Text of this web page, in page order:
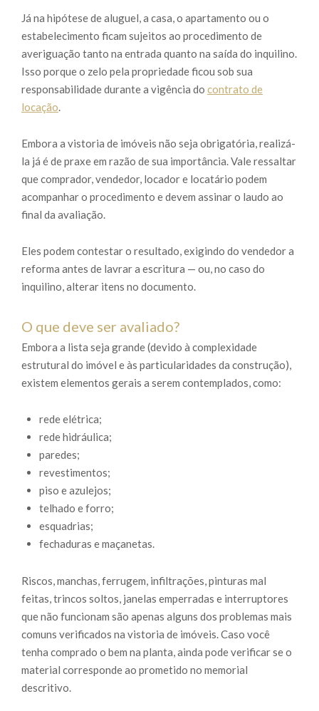
Já na hipótese de aluguel, a casa, o apartamento ou o
estabelecimento ficam sujeitos ao procedimento de
averiguação tanto na entrada quanto na saída do inquilino.
Isso porque o zelo pela propriedade ficou sob sua
responsabilidade durante a vigência do contrato de
locação.
Embora a vistoria de imóveis não seja obrigatória, realizá-
la já é de praxe em razão de sua importância. Vale ressaltar
que comprador, vendedor, locador e locatário podem
acompanhar o procedimento e devem assinar o laudo ao
final da avaliação.
Eles podem contestar o resultado, exigindo do vendedor a
reforma antes de lavrar a escritura — ou, no caso do
inquilino, alterar itens no documento.
O que deve ser avaliado?
Embora a lista seja grande (devido à complexidade
estrutural do imóvel e às particularidades da construção),
existem elementos gerais a serem contemplados, como:
rede elétrica;
rede hidráulica;
paredes;
revestimentos;
piso e azulejos;
telhado e forro;
esquadrias;
fechaduras e maçanetas.
Riscos, manchas, ferrugem, infiltrações, pinturas mal
feitas, trincos soltos, janelas emperradas e interruptores
que não funcionam são apenas alguns dos problemas mais
comuns verificados na vistoria de imóveis. Caso você
tenha comprado o bem na planta, ainda pode verificar se o
material corresponde ao prometido no memorial
descritivo.